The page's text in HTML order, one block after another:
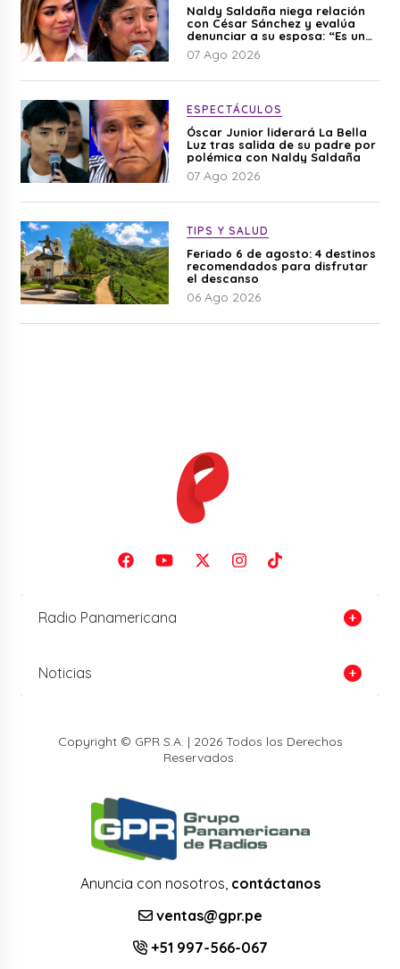
Naldy Saldaña niega relación
con César Sánchez y evalúa
denunciar a su esposa: “Es una
difamación”
07 Ago 2026
ESPECTÁCULOS
Óscar Junior liderará La Bella
Luz tras salida de su padre por
polémica con Naldy Saldaña
07 Ago 2026
TIPS Y SALUD
Feriado 6 de agosto: 4 destinos
recomendados para disfrutar
el descanso
06 Ago 2026
Radio Panamericana
Noticias
Copyright © GPR S.A. | 2026 Todos los Derechos
Reservados.
Anuncia con nosotros, contáctanos
ventas@gpr.pe
+51 997-566-067